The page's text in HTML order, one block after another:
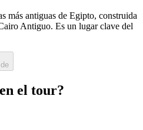
más antiguas de Egipto, construida
Antiguo. Es un lugar clave del
el tour?